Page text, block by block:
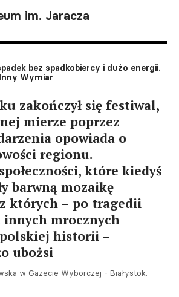
im. Jaracza
bez spadkobiercy i dużo energii.
Wymiar
zakończył się festiwal,
mierze poprzez
opowiada o
regionu.
które kiedyś
barwną mozaikę
których – po tragedii
mrocznych
historii –
ubożsi
w Gazecie Wyborczej - Białystok.